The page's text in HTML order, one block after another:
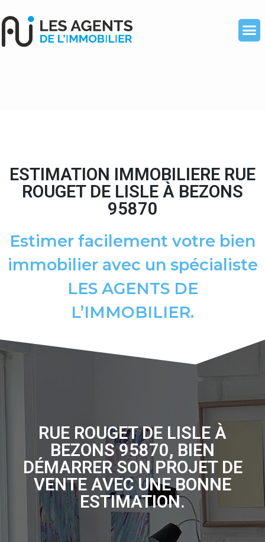
ESTIMATION IMMOBILIERE RUE
ROUGET DE LISLE À BEZONS
95870
Estimer facilement votre bien
immobilier avec un spécialiste
LES AGENTS DE
L’IMMOBILIER.
RUE ROUGET DE LISLE À
BEZONS 95870, BIEN
DÉMARRER SON PROJET DE
VENTE AVEC UNE BONNE
ESTIMATION.